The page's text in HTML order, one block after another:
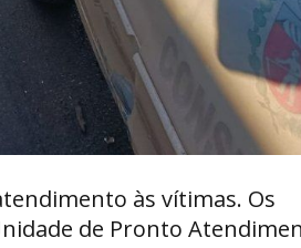
às vítimas. Os
de Pronto